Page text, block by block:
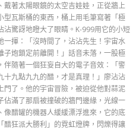
著太陽眼鏡的太空吉娃娃，正從牆上
瓦斯桶的東西，桶上用毛筆寫著「極
驚訝地瞪大了眼睛。K-999用它的小短
揮：「沒時間了，沾沾先生！宇宙水
炮鎖定前離開！」話音未落，一股極
隨著一個狂妄自大的電子音效：「警
九點九九的醋，才是真理！」廖沾沾
了。他的宇宙冒險，被迫從他對蒜泥
滿了那扇被撞破的牆門邊緣，光線一
醋罐的機器人緩緩漂浮進來，它的底
狂派大勝利」的霓虹燈牌，閃爍得讓